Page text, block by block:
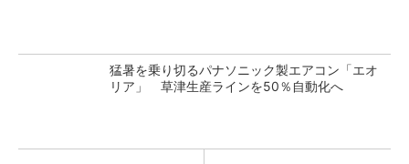
猛暑を乗り切るパナソニック製エアコン「エオ
リア」 草津生産ラインを50％自動化へ